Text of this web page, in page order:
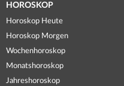
HOROSKOP
Horoskop Heute
Horoskop Morgen
Wochenhoroskop
Monatshoroskop
Jahreshoroskop